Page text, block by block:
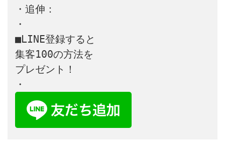
・追伸：
・
■LINE登録すると
集客100の方法を
プレゼント！